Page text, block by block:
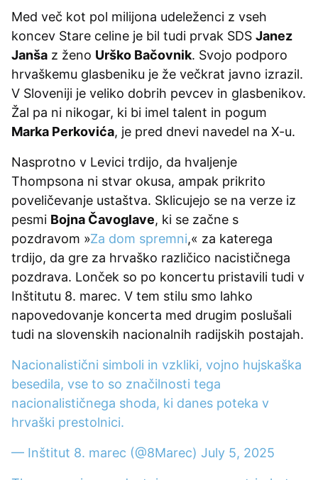
Med več kot pol milijona udeleženci z vseh
koncev Stare celine je bil tudi prvak SDS Janez
Janša z ženo Urško Bačovnik. Svojo podporo
hrvaškemu glasbeniku je že večkrat javno izrazil.
V Sloveniji je veliko dobrih pevcev in glasbenikov.
Žal pa ni nikogar, ki bi imel talent in pogum
Marka Perkovića, je pred dnevi navedel na X-u.
Nasprotno v Levici trdijo, da hvaljenje
Thompsona ni stvar okusa, ampak prikrito
poveličevanje ustaštva. Sklicujejo se na verze iz
pesmi Bojna Čavoglave, ki se začne s
pozdravom »Za dom spremni,« za katerega
trdijo, da gre za hrvaško različico nacističnega
pozdrava. Lonček so po koncertu pristavili tudi v
Inštitutu 8. marec. V tem stilu smo lahko
napovedovanje koncerta med drugim poslušali
tudi na slovenskih nacionalnih radijskih postajah.
Nacionalistični simboli in vzkliki, vojno hujskaška
besedila, vse to so značilnosti tega
nacionalističnega shoda, ki danes poteka v
hrvaški prestolnici.
— Inštitut 8. marec (@8Marec) July 5, 2025